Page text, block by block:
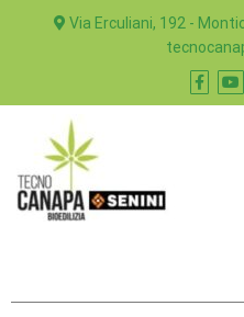
Via Erculiani, 192 -